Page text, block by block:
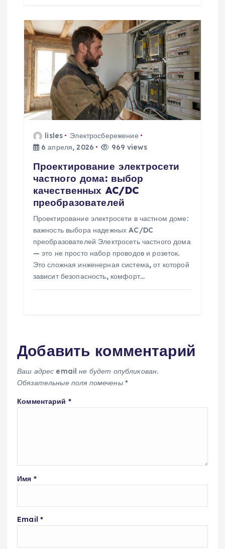
lisles
Электросбережение
6 апреля, 2026
969 views
Проектирование электросети
частного дома: выбор
качественных AC/DC
преобразователей
Проектирование электросети в частном доме:
важность выбора надежных AC/DC
преобразователей Электросеть частного дома
— это не просто набор проводов и розеток.
Это сложная инженерная система, от которой
зависит безопасность, комфорт…
Добавить комментарий
Ваш адрес email не будет опубликован.
Обязательные поля помечены *
Комментарий *
Имя *
Email *